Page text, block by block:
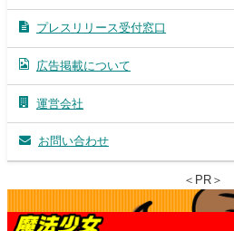
プレスリリース受付窓口
広告掲載について
運営会社
お問い合わせ
＜PR＞